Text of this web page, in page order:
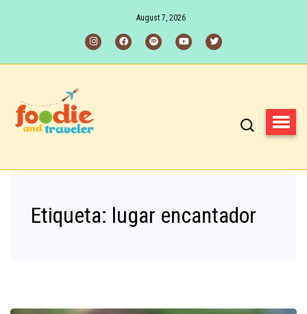
August 7, 2026
Etiqueta: lugar encantador